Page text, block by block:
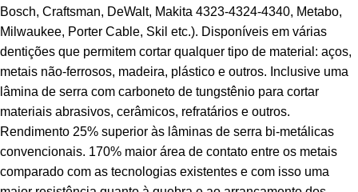
Bosch, Craftsman, DeWalt, Makita 4323-4324-4340, Metabo,
Milwaukee, Porter Cable, Skil etc.). Disponíveis em várias
dentições que permitem cortar qualquer tipo de material: aços,
metais não-ferrosos, madeira, plástico e outros. Inclusive uma
lâmina de serra com carboneto de tungstênio para cortar
materiais abrasivos, cerâmicos, refratários e outros.
Rendimento 25% superior às lâminas de serra bi-metálicas
convencionais. 170% maior área de contato entre os metais
comparado com as tecnologias existentes e com isso uma